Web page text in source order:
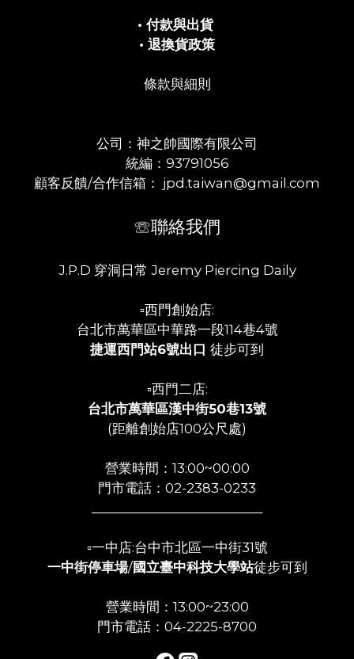
• 付款與出貨
• 退換貨政策
條款與細則
公司：神之帥國際有限公司
統編：93791056
顧客反饋/合作信箱： jpd.taiwan@gmail.com
☏聯絡我們
J.P.D 穿洞日常 Jeremy Piercing Daily
▫️西門創始店:
台北市萬華區中華路一段114巷4號
捷運西門站6號出口 徒步可到
▫️西門二店:
台北市萬華區漢中街50巷13號
(距離創始店100公尺處)
營業時間：13:00~00:00
門市電話：02-2383-0233
▫️一中店:台中市北區一中街31號
一中街停車場/國立臺中科技大學站徒步可到
營業時間：13:00~23:00
門市電話：04-2225-8700